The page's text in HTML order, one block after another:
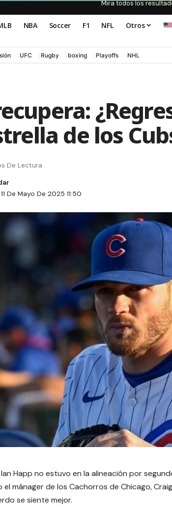
Mira todos los
NBA Soccer F1 NFL Otros
UFC Rugby boxing Playoffs NHL
de los
De Mayo De 2025 11:50
De Lectura
Ian Happ no estuvo en la alineación por
el mánager de los Cachorros de Chicago,
se siente mejor.